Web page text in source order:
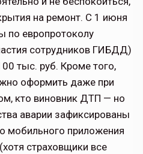
на ремонт. С 1 июня
по европротоколу
сотрудников ГИБДД)
тыс. руб. Кроме того,
оформить даже при
кто виновник ДТП — но
аварии зафиксированы
мобильного приложения
страховщики все